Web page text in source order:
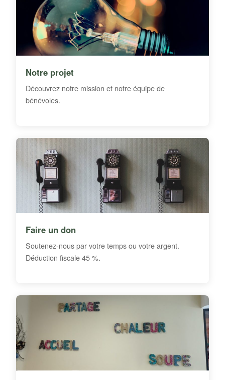
Notre projet
Découvrez notre mission et notre équipe de
bénévoles.
Faire un don
Soutenez-nous par votre temps ou votre argent.
Déduction fiscale 45 %.